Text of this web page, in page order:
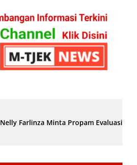
Nelly Farlinza Minta Propam Evaluasi